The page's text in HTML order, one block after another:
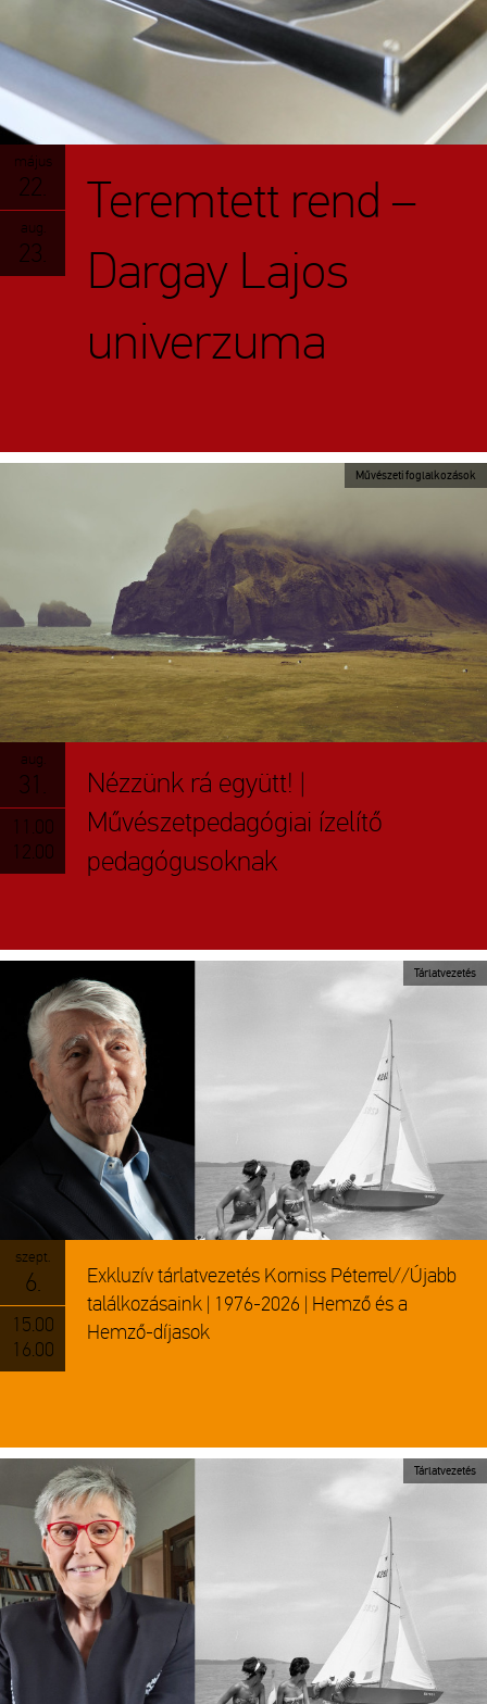
május
22.
aug.
23.
Teremtett rend –
Dargay Lajos
univerzuma
aug.
31.
11.00
12.00
Nézzünk rá együtt! |
Művészetpedagógiai ízelítő
pedagógusoknak
Művészeti foglalkozások
szept.
6.
15.00
16.00
Exkluzív tárlatvezetés Korniss Péterrel//Újabb
találkozásaink | 1976-2026 | Hemző és a
Hemző-díjasok
Tárlatvezetés
Tárlatvezetés